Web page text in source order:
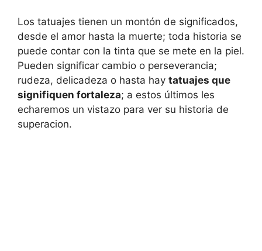
Los tatuajes tienen un montón de significados,
desde el amor hasta la muerte; toda historia se
puede contar con la tinta que se mete en la piel.
Pueden significar cambio o perseverancia;
rudeza, delicadeza o hasta hay tatuajes que
signifiquen fortaleza; a estos últimos les
echaremos un vistazo para ver su historia de
superacion.